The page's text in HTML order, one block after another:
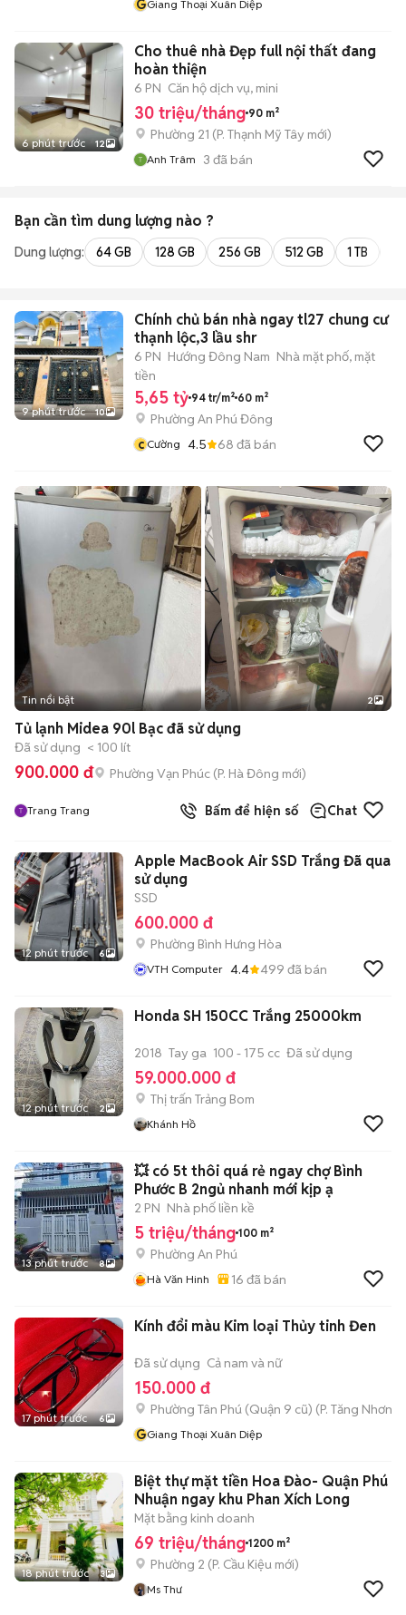
GGiang Thoại Xuân Diệp
6 phút trước 12
Cho thuê nhà Đẹp full nội thất đang
hoàn thiện
6 PN Căn hộ dịch vụ, mini
30 triệu/tháng 90 m²
Phường 21 (P. Thạnh Mỹ Tây mới)
Anh Trâm 3 đã bán
Bạn cần tìm dung lượng nào ?
Dung lượng: 64 GB 128 GB 256 GB 512 GB 1 TB
9 phút trước 10
Chính chủ bán nhà ngay tl27 chung cư
thạnh lộc,3 lầu shr
6 PN Hướng Đông Nam Nhà mặt phố, mặt
tiền
5,65 tỷ 94 tr/m² 60 m²
Phường An Phú Đông
c Cường 4.5 68 đã bán
Tin nổi bật 2
Tủ lạnh Midea 90l Bạc đã sử dụng
Đã sử dụng < 100 lít
900.000 đ Phường Vạn Phúc (P. Hà Đông mới)
Trang Trang Bấm để hiện số Chat
12 phút trước 6
Apple MacBook Air SSD Trắng Đã qua
sử dụng
SSD
600.000 đ
Phường Bình Hưng Hòa
VTH Computer 4.4 499 đã bán
12 phút trước 2
Honda SH 150CC Trắng 25000km
2018 Tay ga 100 - 175 cc Đã sử dụng
59.000.000 đ
Thị trấn Trảng Bom
Khánh Hồ
13 phút trước 8
💥 có 5t thôi quá rẻ ngay chợ Bình
Phước B 2ngủ nhanh mới kịp ạ
2 PN Nhà phố liền kề
5 triệu/tháng 100 m²
Phường An Phú
Hà Văn Hinh 16 đã bán
17 phút trước 6
Kính đổi màu Kim loại Thủy tinh Đen
Đã sử dụng Cả nam và nữ
150.000 đ
Phường Tân Phú (Quận 9 cũ) (P. Tăng Nhơn
GGiang Thoại Xuân Diệp
18 phút trước 3
Biệt thự mặt tiền Hoa Đào- Quận Phú
Nhuận ngay khu Phan Xích Long
Mặt bằng kinh doanh
69 triệu/tháng 1200 m²
Phường 2 (P. Cầu Kiệu mới)
Ms Thư